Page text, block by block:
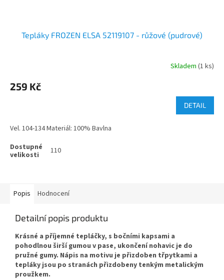
Tepláky FROZEN ELSA 52119107 - růžové (pudrové)
Skladem (1 ks)
259 Kč
DETAIL
Vel. 104-134 Materiál: 100% Bavlna
110
Popis Hodnocení
Detailní popis produktu
Krásné a příjemné tepláčky, s bočními kapsami a
pohodlnou širší gumou v pase, ukončení nohavic je do
pružné gumy. Nápis na motivu je přizdoben třpytkami a
tepláky jsou po stranách přizdobeny tenkým metalickým
proužkem.